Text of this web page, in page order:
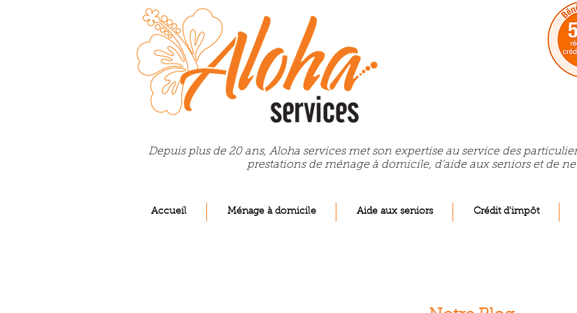
Depuis plus de 20 ans, Aloha services met son expertise au service des
prestations de ménage à domicile, d’aide aux seniors et de
Accueil Ménage à domicile Aide aux seniors Crédit d'impôt